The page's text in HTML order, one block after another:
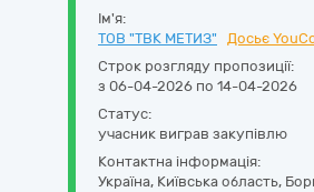
Ім'я:
ТОВ "ТВК МЕТИЗ"
Досьє
Строк розгляду пропозиції:
з 06-04-2026 по 14-04-2026
Статус:
учасник виграв закупівлю
Контактна інформація:
Україна, Київська область,